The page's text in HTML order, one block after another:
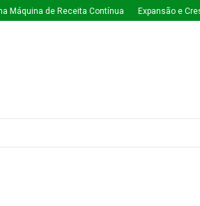
Máquina de Receita Contínua Expansão e